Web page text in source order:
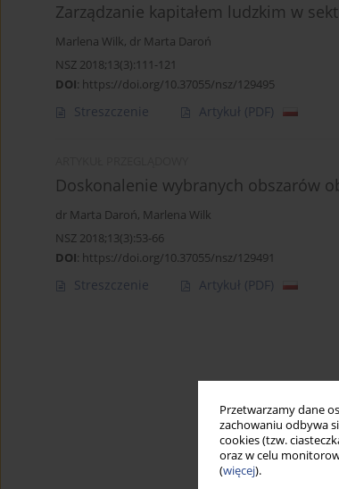
Przetwarzamy dane
zachowaniu odbywa
cookies (tzw.
oraz w celu
(więcej).
Zarządzanie kapitałem ludzkim w
Marlena Wilk, dr Marta Daroń
NSZ 2018;13(3):111-121
DOI: https://doi.org/10.37055/nsz/129495
Streszczenie Artykuł (PDF)
Doskonalenie wybranych obszarów
dr Marta Daroń, Marlena Wilk
NSZ 2018;13(3):53-66
DOI: https://doi.org/10.37055/nsz/129491
Streszczenie Artykuł (PDF)